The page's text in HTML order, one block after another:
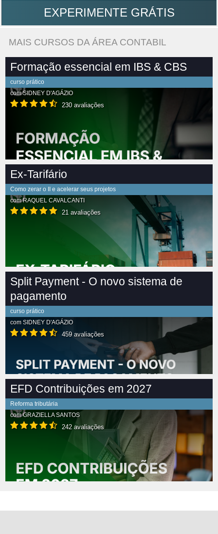
EXPERIMENTE GRÁTIS
MAIS CURSOS DA ÁREA CONTABIL
Formação essencial em IBS & CBS
curso prático
comSIDNEY D'AGÁZIO
230 avaliações
Ex-Tarifário
Como zerar o II e acelerar seus projetos
comRAQUEL CAVALCANTI
21 avaliações
Split Payment - O novo sistema de
pagamento
curso prático
com SIDNEY D'AGÁZIO
459 avaliações
EFD Contribuições em 2027
Reforma tributária
comGRAZIELLA SANTOS
242 avaliações